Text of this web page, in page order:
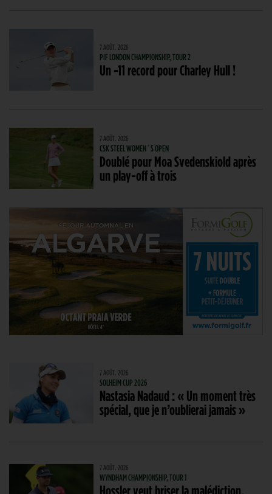
7 AOÛT. 2026
PIF LONDON CHAMPIONSHIP, TOUR 2
Un -11 record pour Charley Hull !
7 AOÛT. 2026
CSK STEEL WOMEN´S OPEN
Doublé pour Moa Svedenskiold après
un play-off à trois
7 AOÛT. 2026
SOLHEIM CUP 2026
Nastasia Nadaud : « Un moment très
spécial, que je n’oublierai jamais »
7 AOÛT. 2026
WYNDHAM CHAMPIONSHIP, TOUR 1
Hossler veut briser la malédiction,